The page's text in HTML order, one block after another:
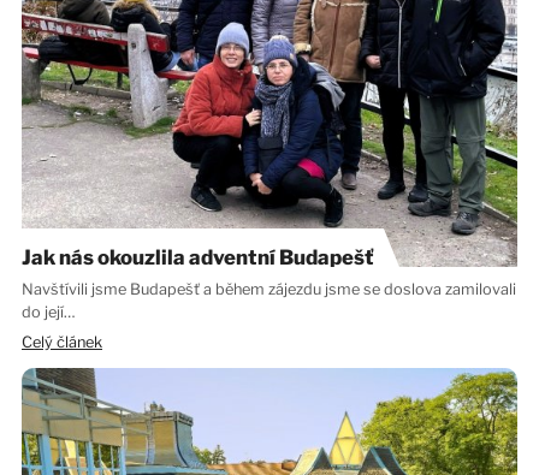
Jak nás okouzlila adventní Budapešť
Navštívili jsme Budapešť a během zájezdu jsme se doslova zamilovali
do její…
Celý článek